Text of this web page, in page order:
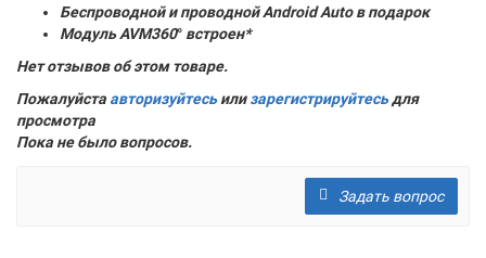
Беспроводной и проводной Android Auto в подарок
Модуль AVM360° встроен*
Нет отзывов об этом товаре.
Пожалуйста авторизуйтесьилизарегистрируйтесьдля
просмотра
Пока не было вопросов.
Задать вопрос